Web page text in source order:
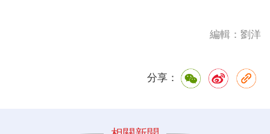
編輯：劉洋
分享：